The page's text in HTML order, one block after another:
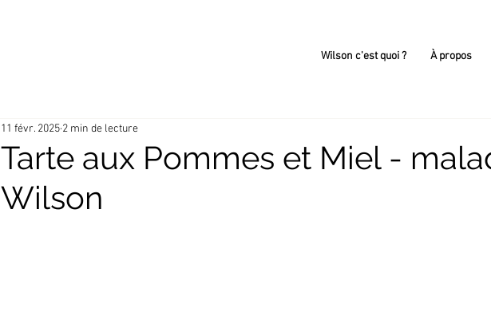
Wilson c'est quoi ? À propos
Tarte aux Pommes et Miel -
Wilson
11 févr. 2025 2 min de lecture